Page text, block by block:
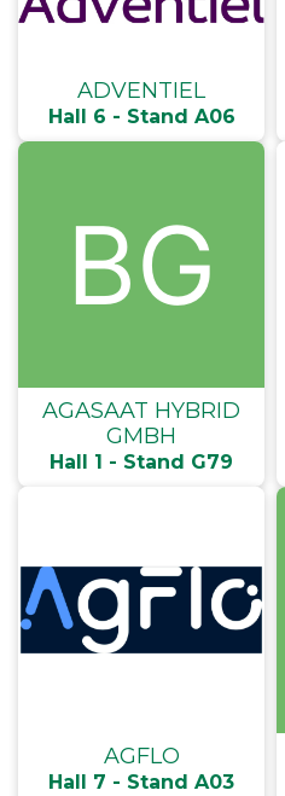
ADVENTIEL
Hall 6 - Stand A06
AGASAAT HYBRID
GMBH
Hall 1 - Stand G79
AGFLO
Hall 7 - Stand A03